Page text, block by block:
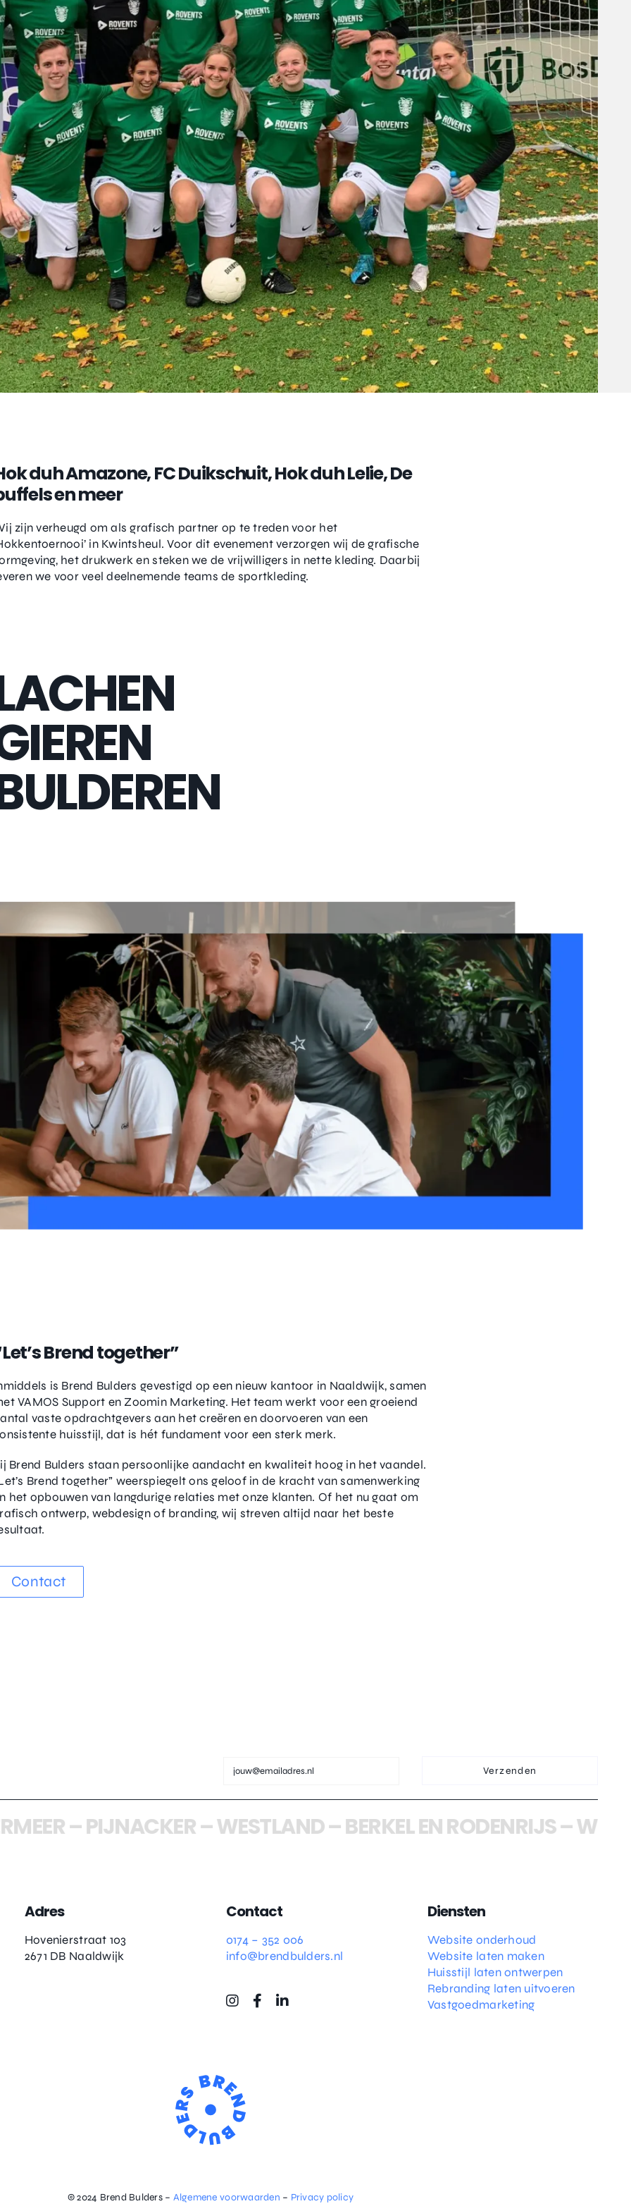
duh Amazone, FC Duikschuit, Hok duh Lelie, De
en meer
zijn verheugd om als grafisch partner op te treden voor het
in Kwintsheul. Voor dit evenement verzorgen wij de grafische
het drukwerk en steken we de vrijwilligers in nette kleding. Daarbij
we voor veel deelnemende teams de sportkleding.
Brend together”
is Brend Bulders gevestigd op een nieuw kantoor in Naaldwijk, samen
VAMOS Support en Zoomin Marketing. Het team werkt voor een groeiend
vaste opdrachtgevers aan het creëren en doorvoeren van een
huisstijl, dat is hét fundament voor een sterk merk.
Brend Bulders staan persoonlijke aandacht en kwaliteit hoog in het vaandel.
Brend together” weerspiegelt ons geloof in de kracht van samenwerking
het opbouwen van langdurige relaties met onze klanten. Of het nu gaat om
ontwerp, webdesign of branding, wij streven altijd naar het beste
Contact
Verzenden
–PIJNACKER–WESTLAND–BERKEL EN RODENRIJS–
Adres
Hovenierstraat 103
2671 DB Naaldwijk
Contact
0174 – 352 006
info@brendbulders.nl
Diensten
Website onderhoud
Website laten maken
Huisstijl laten ontwerpen
Rebranding laten uitvoeren
Vastgoedmarketing
© 2024 Brend Bulders – Algemene voorwaarden – Privacy policy